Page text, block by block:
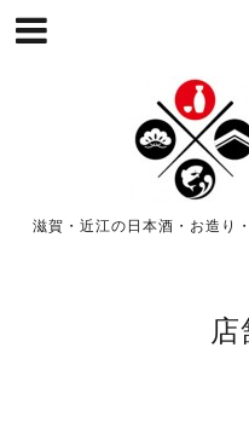
滋賀・近江の日本酒・お造り
店